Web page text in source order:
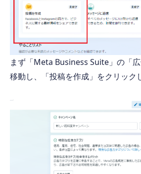
まず「Meta Business Suite」の「
移動し、「投稿を作成」をクリック